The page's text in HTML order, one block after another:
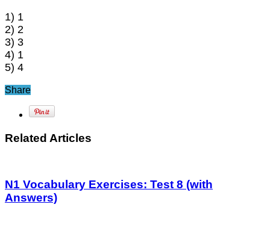
1) 1
2) 2
3) 3
4) 1
5) 4
Share
Related Articles
N1 Vocabulary Exercises: Test 8 (with
Answers)